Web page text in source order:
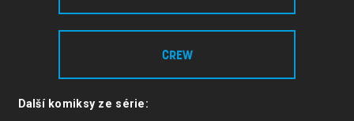
CREW
Další komiksy ze série: